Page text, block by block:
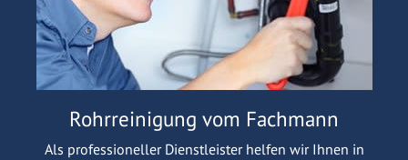
Rohrreinigung vom Fachmann
Als professioneller Dienstleister helfen wir Ihnen in